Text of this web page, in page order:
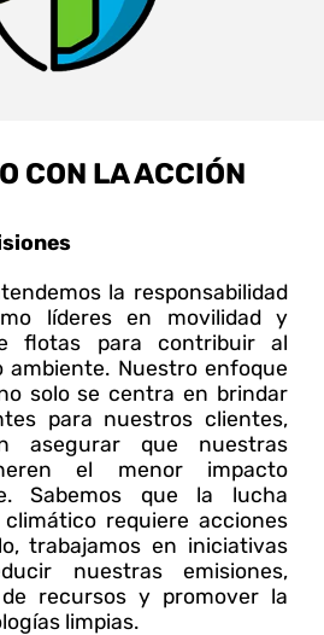
CON LA ACCIÓN
la responsabilidad
líderes en movilidad y
flotas para contribuir al
ambiente. Nuestro enfoque
solo se centra en brindar
para nuestros clientes,
asegurar que nuestras
el menor impacto
Sabemos que la lucha
requiere acciones
trabajamos en iniciativas
nuestras emisiones,
recursos y promover la
limpias.